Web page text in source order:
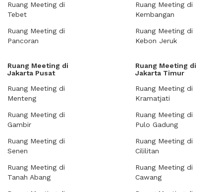
Ruang Meeting di
Tebet
Ruang Meeting di
Pancoran
Ruang Meeting di
Kembangan
Ruang Meeting di
Kebon Jeruk
Ruang Meeting di
Jakarta Pusat
Ruang Meeting di
Menteng
Ruang Meeting di
Gambir
Ruang Meeting di
Senen
Ruang Meeting di
Tanah Abang
Ruang Meeting di
Jakarta Timur
Ruang Meeting di
Kramatjati
Ruang Meeting di
Pulo Gadung
Ruang Meeting di
Cililitan
Ruang Meeting di
Cawang